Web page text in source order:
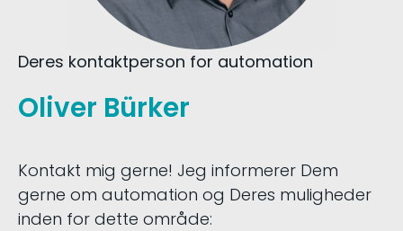
Deres kontaktperson for automation
Oliver Bürker
Kontakt mig gerne! Jeg informerer Dem
gerne om automation og Deres muligheder
inden for dette område: